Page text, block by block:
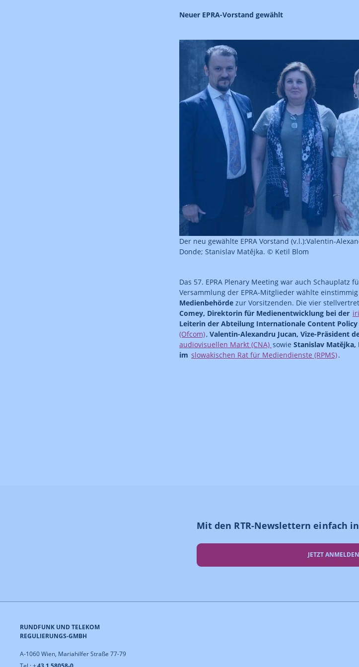
Neuer EPRA-Vorstand gewählt
Der neu gewählte EPRA Vorstand (v.l.):Valentin-
Donde; Stanislav Matějka. © Ketil Blom
Das 57. EPRA Plenary Meeting war auch Schauplatz
Versammlung der EPRA-Mitglieder wählte einstimmig
Medienbehörde zur Vorsitzenden. Die vier
Comey, Direktorin für Medienentwicklung bei der
Leiterin der Abteilung Internationale Content Policy
(Ofcom), Valentin-Alexandru Jucan, Vize-Präsident
audiovisuellen Markt (CNA) sowie Stanislav
im slowakischen Rat für Mediendienste (RPMS).
Mit den RTR-Newslettern einfach
JETZT ANMELDEN
RUNDFUNK UND TELEKOM
REGULIERUNGS-GMBH
A-1060 Wien, Mariahilfer Straße 77-79